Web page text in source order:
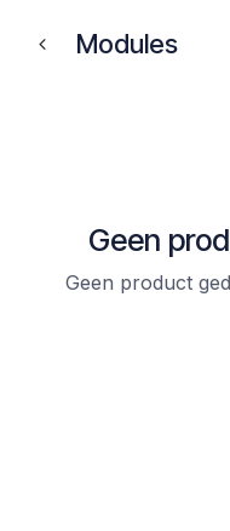
Modules
Geen
Geen product